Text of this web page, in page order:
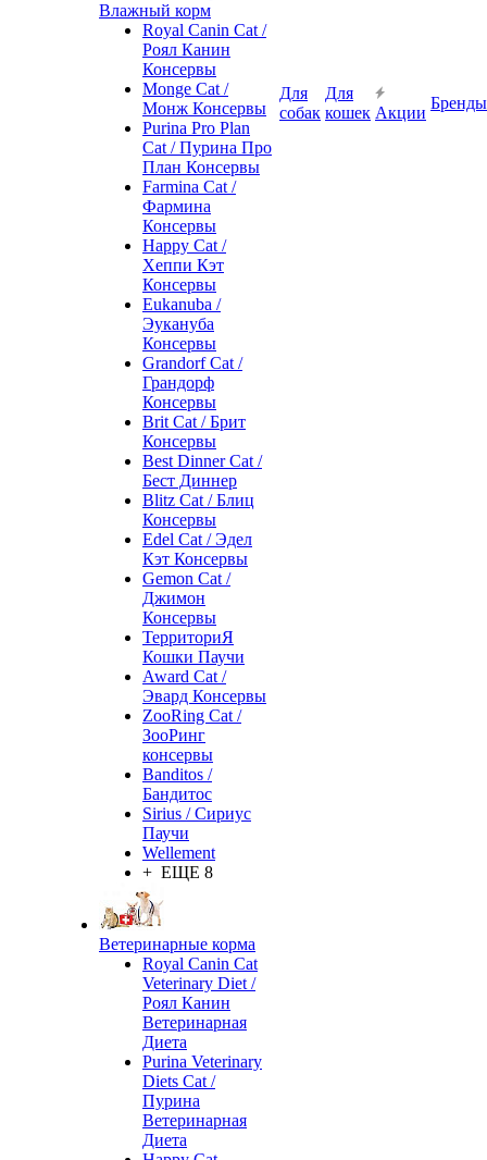
Влажный корм
Royal Canin Cat /
Роял Канин
Консервы
Monge Cat /
Монж Консервы
Purina Pro Plan
Cat / Пурина Про
План Консервы
Farmina Cat /
Фармина
Консервы
Happy Cat /
Хеппи Кэт
Консервы
Eukanuba /
Эукануба
Консервы
Grandorf Cat /
Грандорф
Консервы
Brit Cat / Брит
Консервы
Best Dinner Cat /
Бест Диннер
Blitz Cat / Блиц
Консервы
Edel Cat / Эдел
Кэт Консервы
Gemon Cat /
Джимон
Консервы
ТерриториЯ
Кошки Паучи
Award Cat /
Эвард Консервы
ZooRing Cat /
ЗооРинг
консервы
Banditos /
Бандитос
Sirius / Сириус
Паучи
Wellement
+ ЕЩЕ 8
Ветеринарные корма
Royal Canin Cat
Veterinary Diet /
Роял Канин
Ветеринарная
Диета
Purina Veterinary
Diets Cat /
Пурина
Ветеринарная
Диета
Для
собак
Для
кошек Акции
Бренды